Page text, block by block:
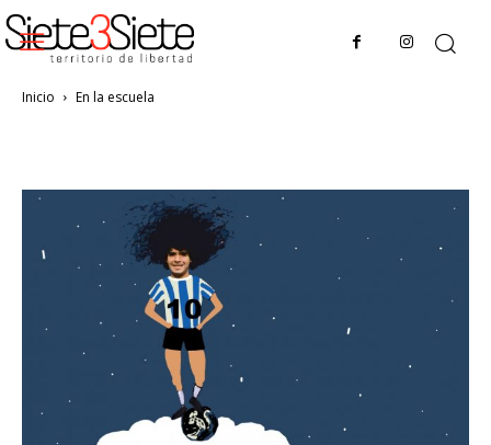
Inicio En la escuela